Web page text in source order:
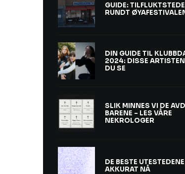
GUIDE:
RUNDT
DIN GUIDE TIL
2024: DISSE
DU SE
SLIK MINNES VI DE
BARENE – LES VÅRE
NEKROLOGER
DE BESTE
AKKURAT NÅ